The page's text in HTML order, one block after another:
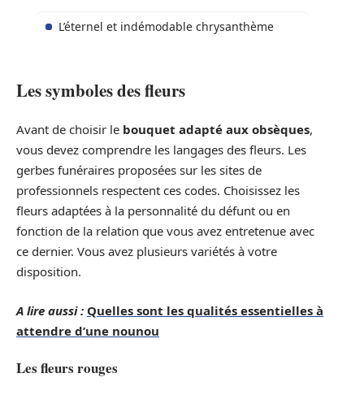
L’éternel et indémodable chrysanthème
Les symboles des fleurs
Avant de choisir le bouquet adapté aux obsèques,
vous devez comprendre les langages des fleurs. Les
gerbes funéraires proposées sur les sites de
professionnels respectent ces codes. Choisissez les
fleurs adaptées à la personnalité du défunt ou en
fonction de la relation que vous avez entretenue avec
ce dernier. Vous avez plusieurs variétés à votre
disposition.
A lire aussi : Quelles sont les qualités essentielles à
attendre d’une nounou
Les fleurs rouges